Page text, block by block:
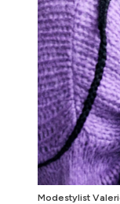
Modestylist